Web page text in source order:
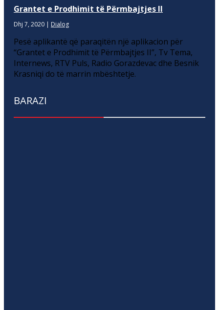
Grantet e Prodhimit të Përmbajtjes II
Dhj 7, 2020 | Dialog
Pesë aplikantë që paraqitën një aplikacion për
“Grantet e Prodhimit të Përmbajtjes II”, Tv Tema,
Internews, RTV Puls, Radio Gorazdevac dhe Besnik
Krasniqi do të marrin mbështetje.
BARAZI